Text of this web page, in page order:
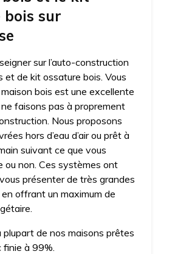
bois sur
sur l’auto-construction
et de kit ossature bois. Vous
bois est une excellente
faisons pas à proprement
Nous proposons
hors d’eau d’air ou prêt à
suivant ce que vous
ou non. Ces systèmes ont
présenter de très grandes
offrant un maximum de
plupart de nos maisons prêtes
finie à 99%.